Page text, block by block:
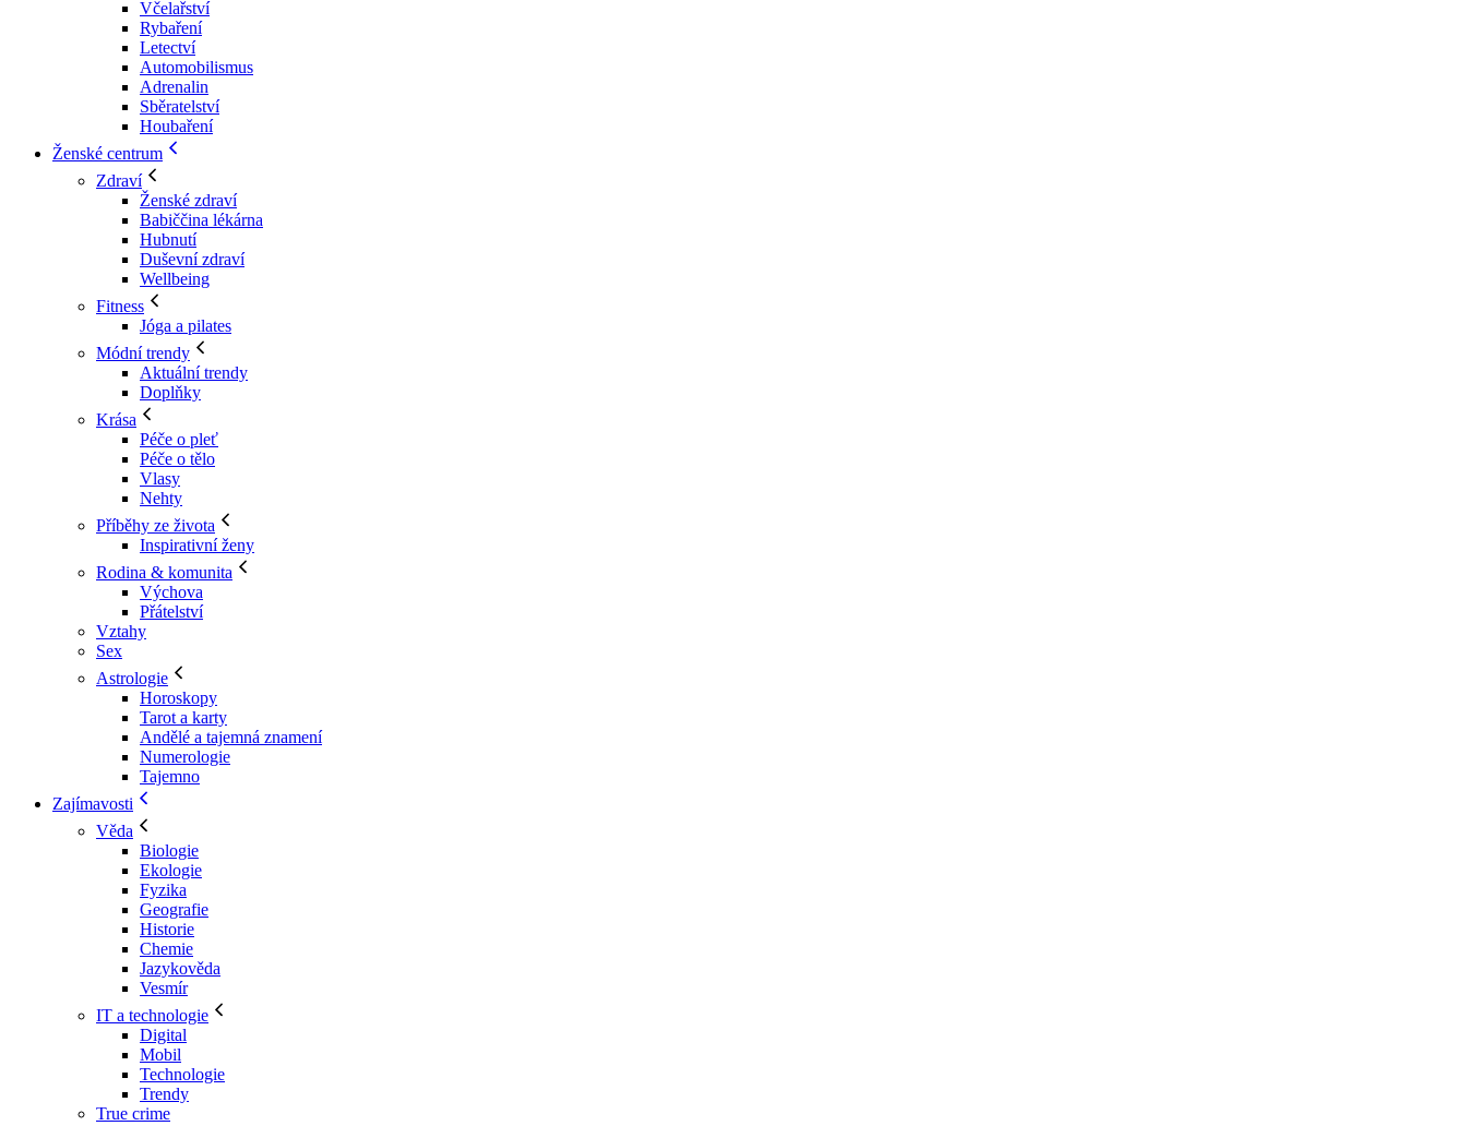
Včelařství
Rybaření
Letectví
Automobilismus
Adrenalin
Sběratelství
Houbaření
Ženské centrum
Zdraví
Ženské zdraví
Babiččina lékárna
Hubnutí
Duševní zdraví
Wellbeing
Fitness
Jóga a pilates
Módní trendy
Aktuální trendy
Doplňky
Krása
Péče o pleť
Péče o tělo
Vlasy
Nehty
Příběhy ze života
Inspirativní ženy
Rodina & komunita
Výchova
Přátelství
Vztahy
Sex
Astrologie
Horoskopy
Tarot a karty
Andělé a tajemná znamení
Numerologie
Tajemno
Zajímavosti
Věda
Biologie
Ekologie
Fyzika
Geografie
Historie
Chemie
Jazykověda
Vesmír
IT a technologie
Digital
Mobil
Technologie
Trendy
True crime